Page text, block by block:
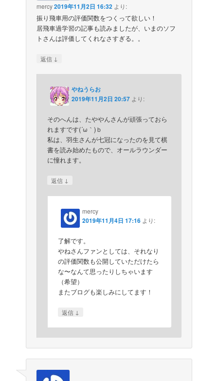
mercy2019年11月2日 16:32 より:
振り飛車用の評価関数をつくって欲しい！
居飛車過学習の記事も読みましたが、いまのソフ
トさんは評価してくれなさすぎる。。
返信 ↓
やねうらお
2019年11月2日 20:57 より:
そのへんは、たややんさんが頑張っておら
れますです(´ω｀)ｂ
私は、羽生さんが七冠になったのを見て棋
書を読み始めたもので、オールラウンダー
に憧れます。
返信 ↓
mercy
2019年11月4日 17:16 より:
了解です。
やねさんファンとしては、それなり
の評価関数も公開していただけたら
な〜なんて思ったりしちゃいます
（希望）
またブログも楽しみにしてます！
返信 ↓